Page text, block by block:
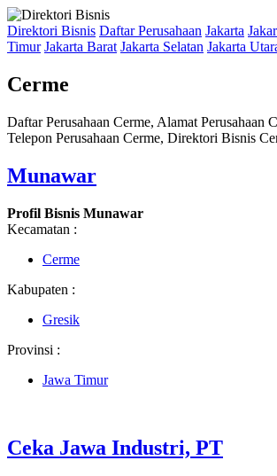
Direktori Bisnis Daftar Perusahaan Jakarta
Timur Jakarta Barat Jakarta Selatan Jakarta
Cerme
Daftar Perusahaan Cerme, Alamat Perusahaan
Telepon Perusahaan Cerme, Direktori Bisnis
Munawar
Profil Bisnis Munawar
Kecamatan :
Cerme
Kabupaten :
Gresik
Provinsi :
Jawa Timur
Ceka Jawa Industri, PT